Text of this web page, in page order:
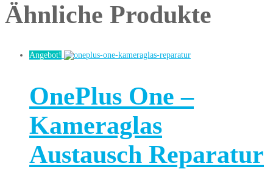
Ähnliche Produkte
Angebot!
OnePlus One –
Kameraglas
Austausch Reparatur